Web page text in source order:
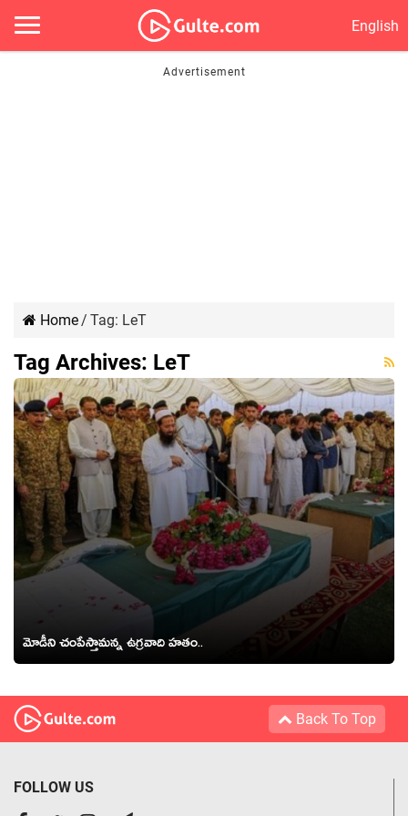
English
Home/ Tag: LeT
Tag Archives: LeT
మోడీని చంపేస్తామ‌న్న ఉగ్ర‌వాది హ‌తం..
Back To Top
FOLLOW US